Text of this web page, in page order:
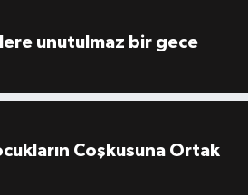
unutulmaz bir gece
Coşkusuna Ortak